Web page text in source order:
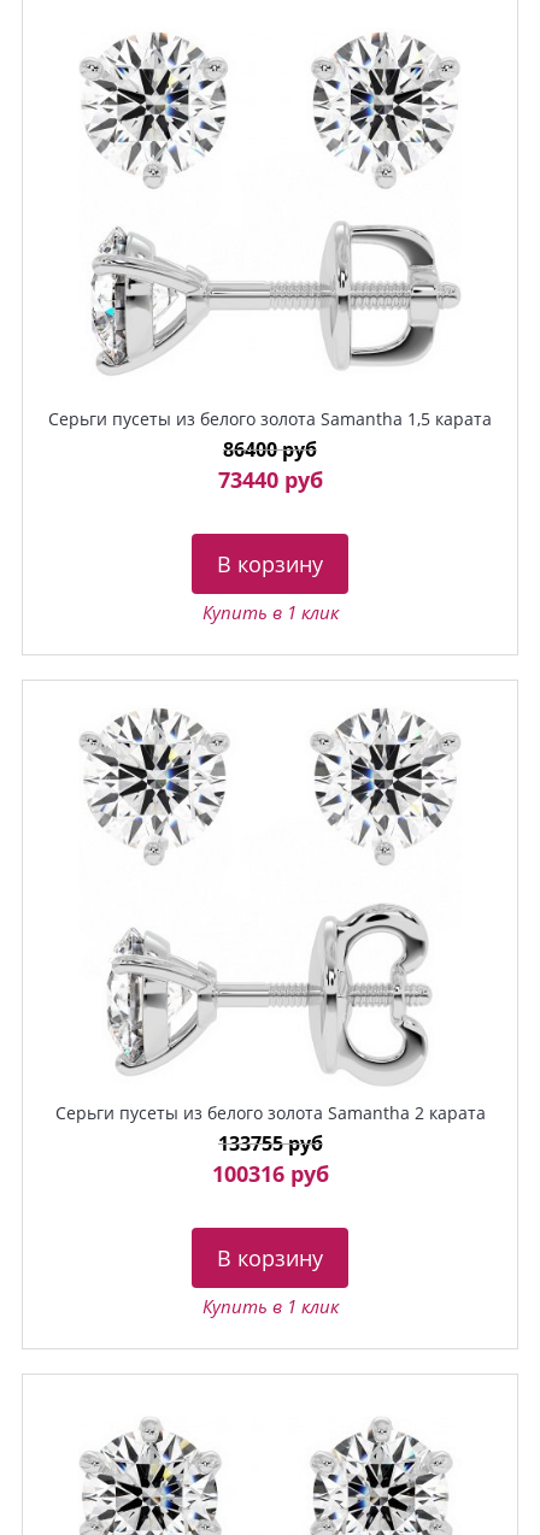
Серьги пусеты из белого золота Samantha 1,5 карата
86400 руб
73440 руб
В корзину
Купить в 1 клик
Серьги пусеты из белого золота Samantha 2 карата
133755 руб
100316 руб
В корзину
Купить в 1 клик